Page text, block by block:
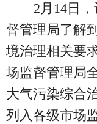
2月14日
督管理局了解
境治理相关要
场监督管理局
大气污染综合
列入各级市场